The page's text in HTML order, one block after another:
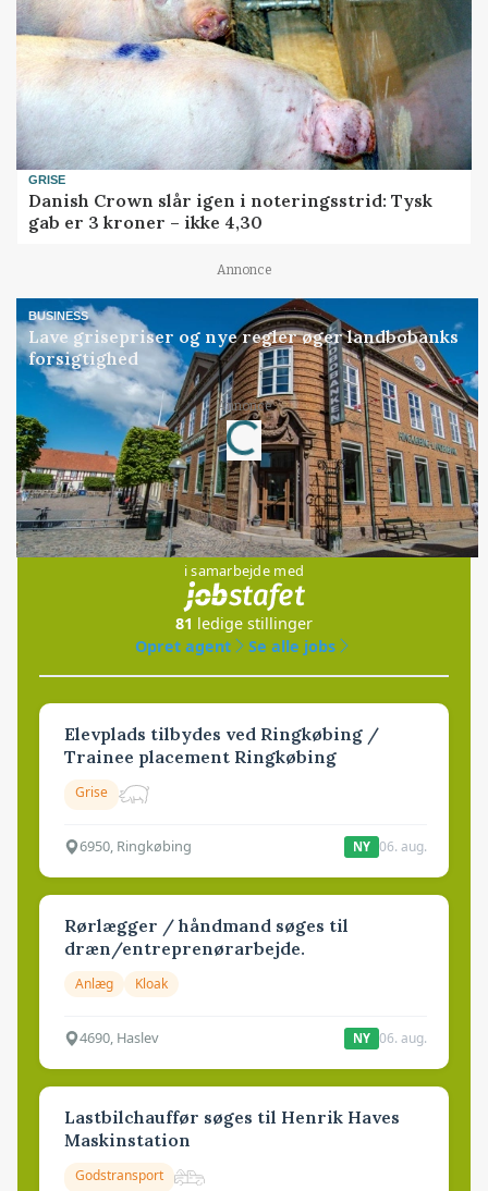
GRISE
Danish Crown slår igen i noteringsstrid: Tysk
gab er 3 kroner – ikke 4,30
Annonce
BUSINESS
Lave grisepriser og nye regler øger landbobanks
forsigtighed
Annonce
Loading...
Jobs
i samarbejde med
81 ledige stillinger
Opret agent
Se alle jobs
Elevplads tilbydes ved Ringkøbing /
Trainee placement Ringkøbing
Grise
6950, Ringkøbing NY 06. aug.
Rørlægger / håndmand søges til
dræn/entreprenørarbejde.
Anlæg Kloak
4690, Haslev NY 06. aug.
Lastbilchauffør søges til Henrik Haves
Maskinstation
Godstransport